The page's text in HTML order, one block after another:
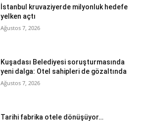
İstanbul kruvaziyerde milyonluk hedefe
yelken açtı
Ağustos 7, 2026
Kuşadası Belediyesi soruşturmasında
yeni dalga: Otel sahipleri de gözaltında
Ağustos 7, 2026
Tarihi fabrika otele dönüşüyor…